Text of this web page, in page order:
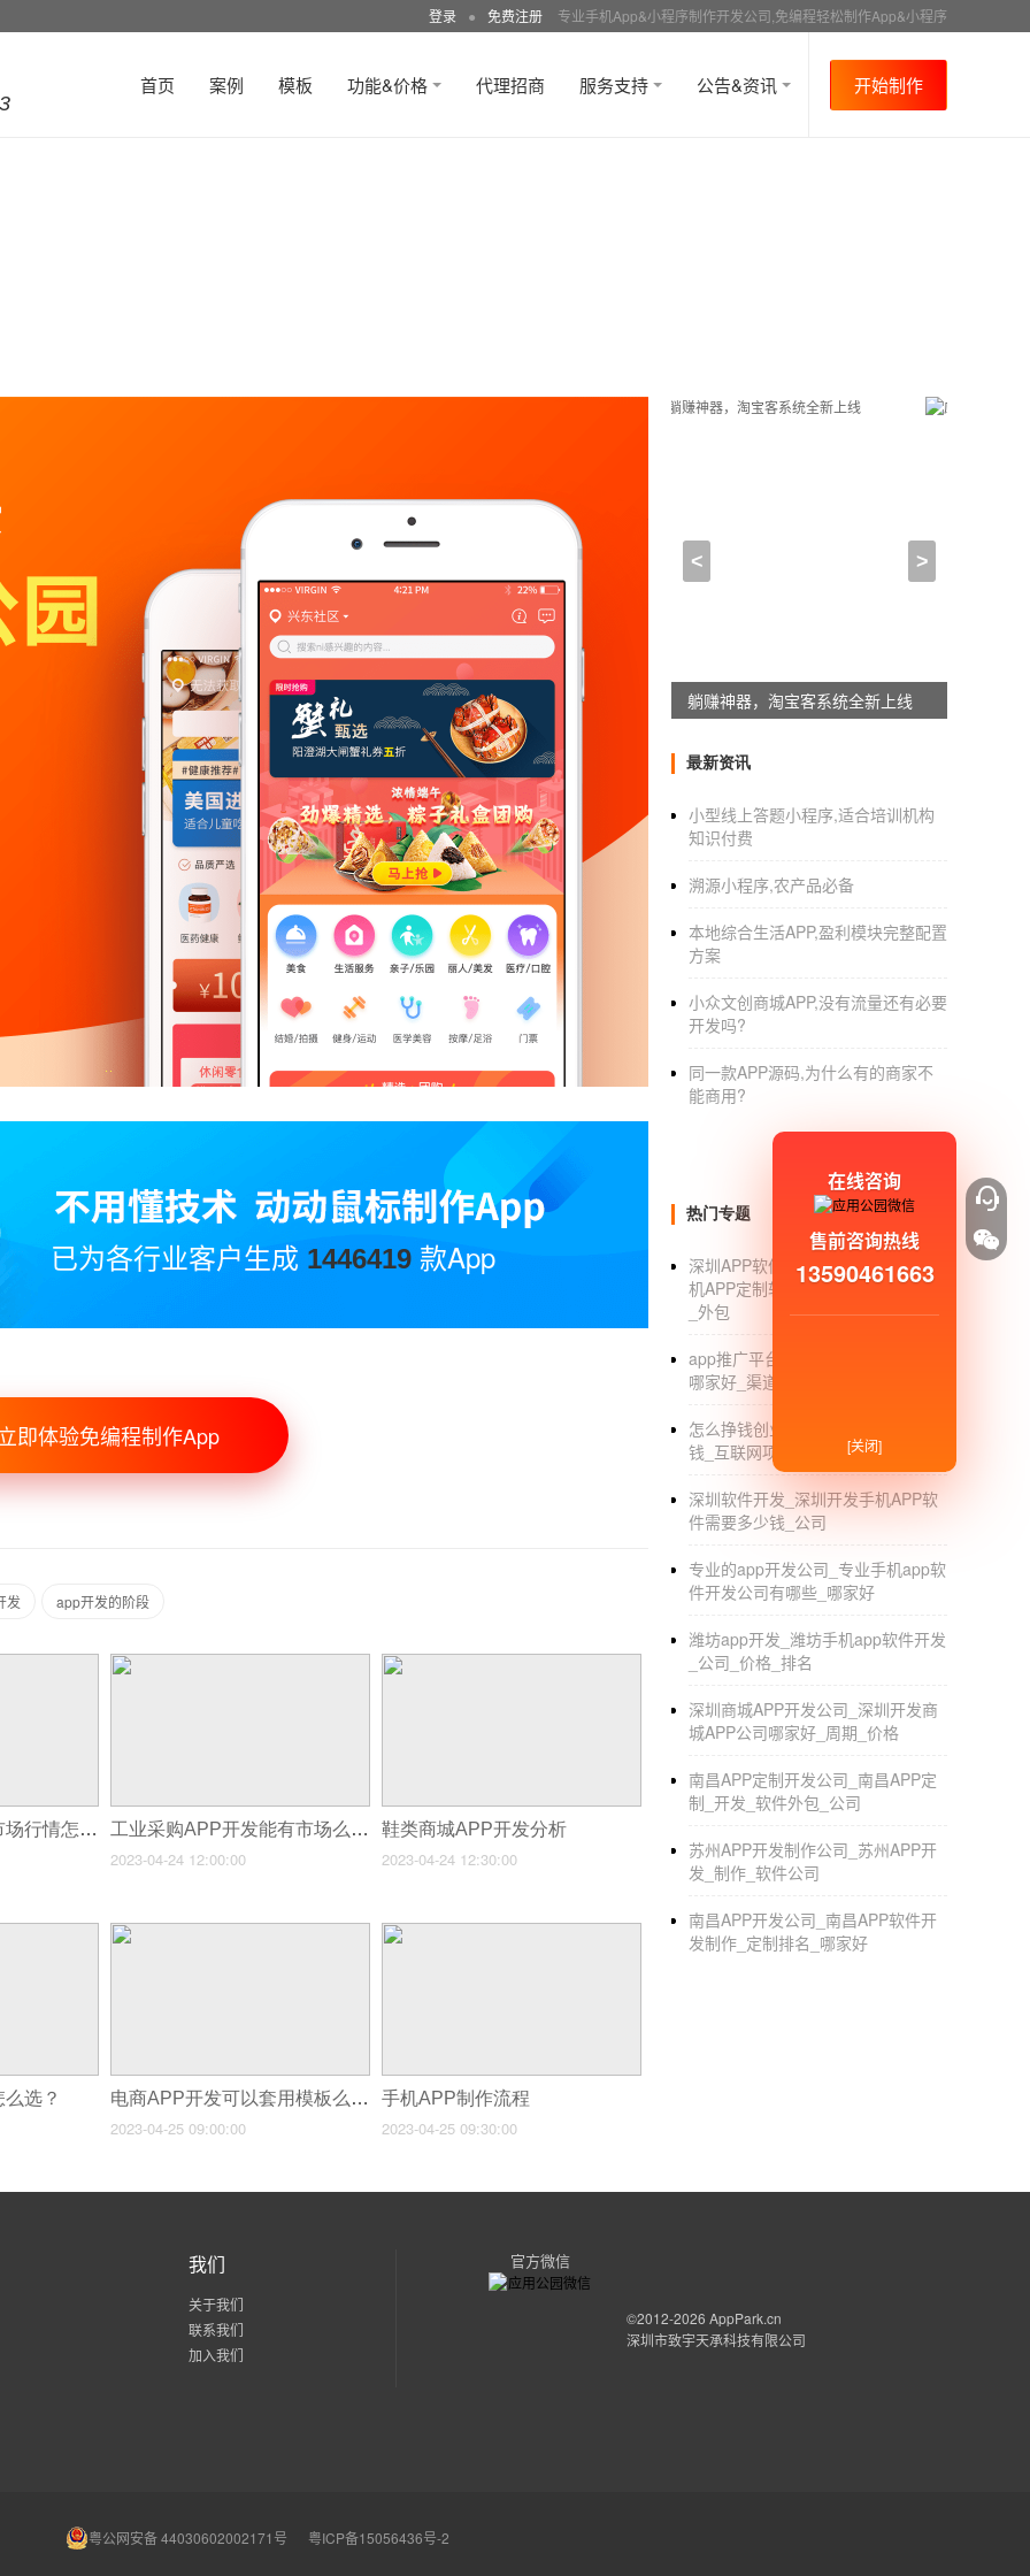
登录 ● 免费注册 专业手机App&小程序制作开发公司,免编程轻松制作App&小程序
首页 案例 模板 功能&价格 代理招商 服务支持 公告&资讯 开始制作
2021-03-12 08:00:00
一般来说都是依据客户开发需求进行报价。
如果一个客户需要APP的外包开发功能只是
如果APP定制开发的功能非常复杂，那么价
所以，当你去评估一个APP外包报价的时候
给出合理的APP外包报价评估。仅供参考。
外包 开发一个app需要多少钱，首先，得看你
应用公园】外包开发一款企业展示类型的
估计更高，几万，几十万都不等。建议你首
你去评估具体的开发时间以及开发费用。
隐私在互联网中真的是不能碰的雷池，因为
波，但是也没办法改变侵犯用户隐私的事实
方法是什么？1. 给用户选择的权利：就必须
身份信息也会被公开，这真的是细思极恐的
痕迹：有些平台为了收集用户数据，都会把
虑到版权的问题。
已为各行业客户生成 1446419 款App
即体验免编程制作App
发 app开发的阶段
二手闲置APP开发市场行情怎么样？ 工业采购APP开发能有市场么？
2023-04-24 12:00:00
鞋类商城APP开发分析
2023-04-24 12:30:00
选？ 电商APP开发可以套用模板么？
2023-04-25 09:00:00
手机APP制作流程
2023-04-25 09:30:00
< >
应用公园同城配送插件上线
最新资讯
小型线上答题小程序,适合培训机构
知识付费
溯源小程序,农产品必备
本地综合生活APP,盈利模块完整配置
方案
小众文创商城APP,没有流量还有必要
开发吗?
同一款APP源码,为什么有的商家不
能商用?
热门专题
深圳APP软件定制开发公司_深圳手
机APP定制软件外包开发公司有哪些
_外包
app推广平台_app推广平台有哪些_
哪家好_渠道
怎么挣钱创业_自主创业做什么好赚
钱_互联网项目
深圳软件开发_深圳开发手机APP软
件需要多少钱_公司
专业的app开发公司_专业手机app软
件开发公司有哪些_哪家好
潍坊app开发_潍坊手机app软件开发
_公司_价格_排名
深圳商城APP开发公司_深圳开发商
城APP公司哪家好_周期_价格
南昌APP定制开发公司_南昌APP定
制_开发_软件外包_公司
苏州APP开发制作公司_苏州APP开
发_制作_软件公司
南昌APP开发公司_南昌APP软件开
发制作_定制排名_哪家好
我们
关于我们
联系我们
加入我们
官方微信
©2012-2026 AppPark.cn
深圳市致宇天承科技有限公司
粤公网安备 44030602002171号 粤ICP备15056436号-2
在线咨询
售前咨询热线
13590461663
[关闭]